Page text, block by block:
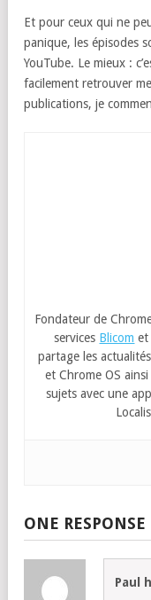
Et pour ceux qui ne
panique, les épisodes
YouTube. Le mieux :
facilement retrouver
publications, je
Fondateur de
services Blicom et
partage les
et Chrome OS
sujets avec une
ONE RESPONSE
Paul